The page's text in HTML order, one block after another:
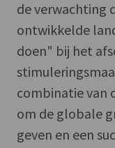
de verwachting
ontwikkelde
doen" bij het
combinatie van
om de globale
geven en een